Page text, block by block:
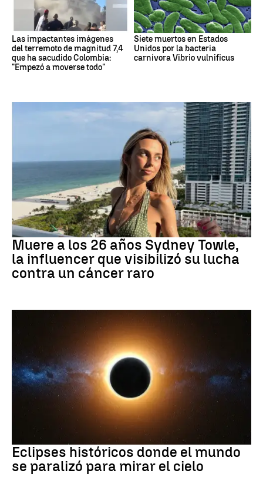
Las impactantes imágenes
del terremoto de magnitud 7,4
que ha sacudido Colombia:
"Empezó a moverse todo"
Siete muertos en Estados
Unidos por la bacteria
carnívora Vibrio vulnificus
cáncer
Muere a los 26 años Sydney Towle,
la influencer que visibilizó su lucha
contra un cáncer raro
Eclipse solar
Eclipses históricos donde el mundo
se paralizó para mirar el cielo